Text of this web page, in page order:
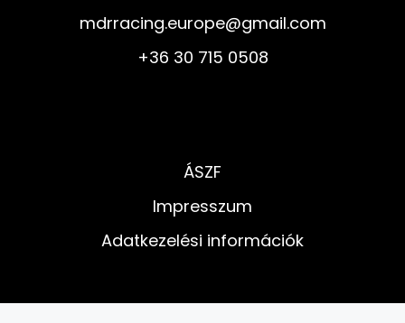
mdrracing.europe@gmail.com
+36 30 715 0508
ÁSZF
Impresszum
Adatkezelési információk